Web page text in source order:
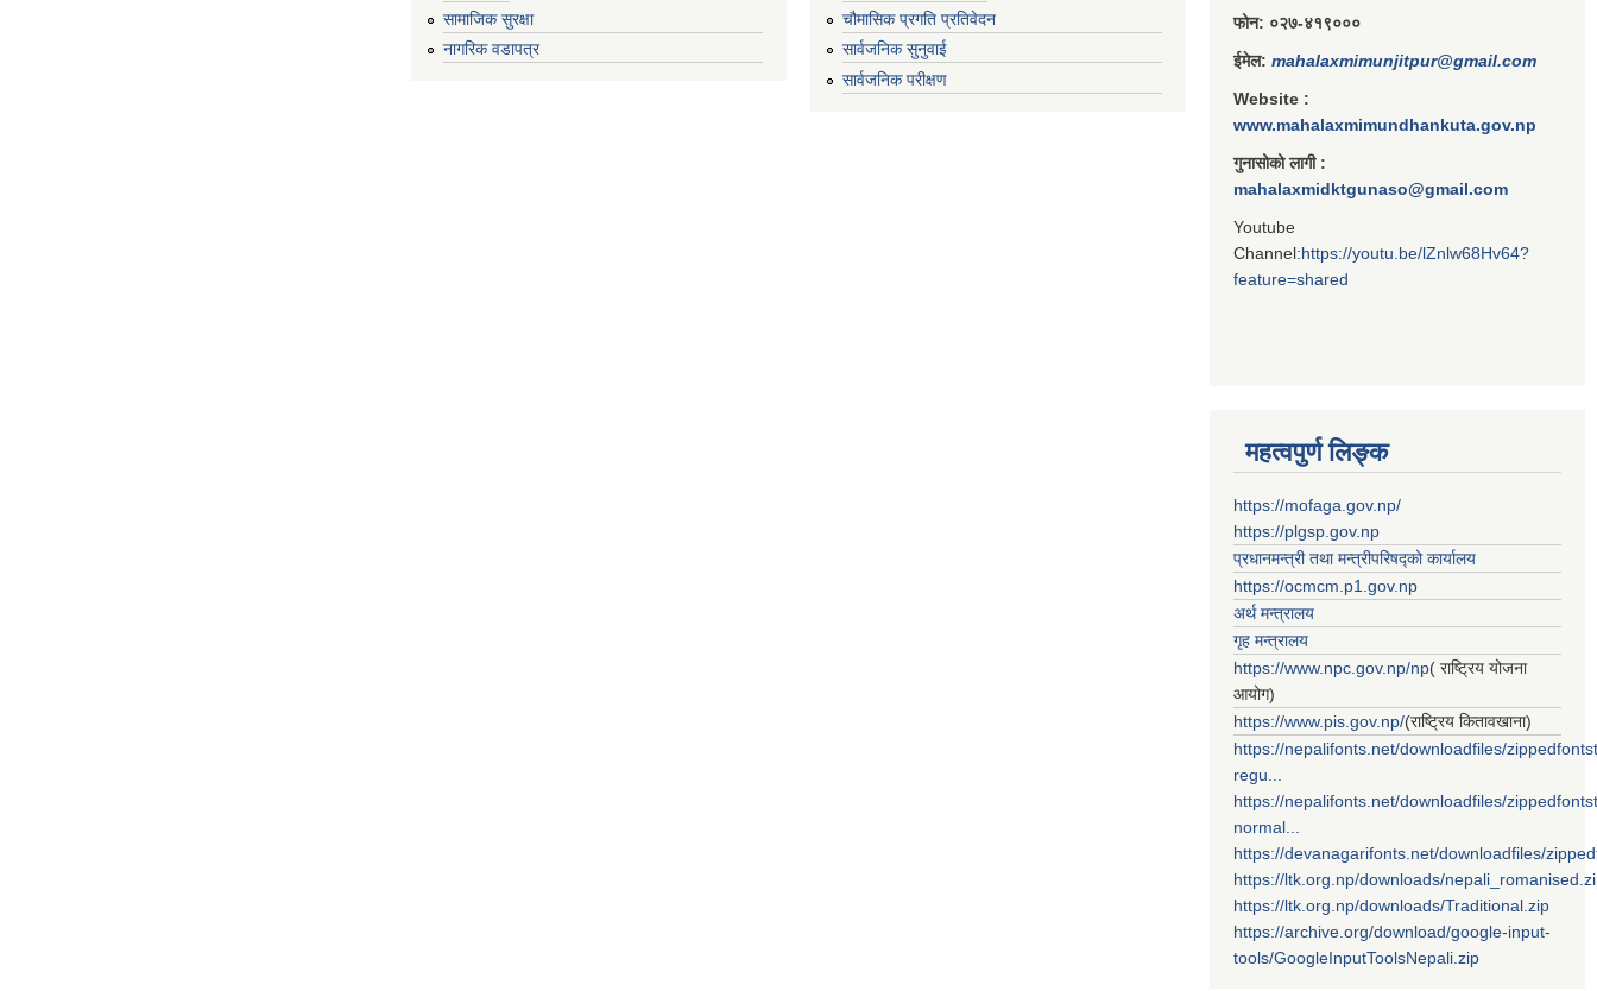
सामाजिक सुरक्षा
नागरिक वडापत्र
चौमासिक प्रगति प्रतिवेदन
सार्वजनिक सुनुवाई
सार्वजनिक परीक्षण
फोन: ०२७-४१९०००
ईमेल: mahalaxmimunjitpur@gmail.com
Website :
www.mahalaxmimundhankuta.gov.np
गुनासोको लागी :
mahalaxmidktgunaso@gmail.com
Youtube
Channel:https://youtu.be/lZnlw68Hv64?
feature=shared
महत्वपुर्ण लिङ्क
https://mofaga.gov.np/
https://plgsp.gov.np
प्रधानमन्त्री तथा मन्त्रीपरिषद्को कार्यालय
https://ocmcm.p1.gov.np
अर्थ मन्त्रालय
गृह मन्त्रालय
https://www.npc.gov.np/np( राष्ट्रिय योजना
आयोग)
https://www.pis.gov.np/(राष्ट्रिय कितावखाना)
https://nepalifonts.net/downloadfiles/
regu...
https://nepalifonts.net/downloadfiles/
normal...
https://devanagarifonts.net/downloadfiles/
https://ltk.org.np/downloads/
https://ltk.org.np/downloads/Traditional.zip
https://archive.org/download/google-input-
tools/GoogleInputToolsNepali.zip